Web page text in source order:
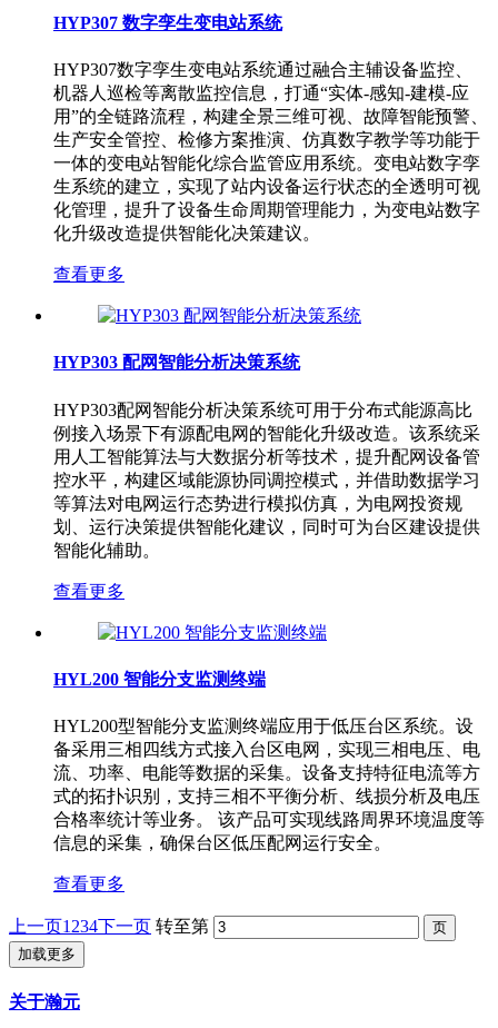
HYP307 数字孪生变电站系统
HYP307数字孪生变电站系统通过融合主辅设备监控、
机器人巡检等离散监控信息，打通“实体-感知-建模-应
用”的全链路流程，构建全景三维可视、故障智能预警、
生产安全管控、检修方案推演、仿真数字教学等功能于
一体的变电站智能化综合监管应用系统。变电站数字孪
生系统的建立，实现了站内设备运行状态的全透明可视
化管理，提升了设备生命周期管理能力，为变电站数字
化升级改造提供智能化决策建议。
查看更多
HYP303 配网智能分析决策系统
HYP303配网智能分析决策系统可用于分布式能源高比
例接入场景下有源配电网的智能化升级改造。该系统采
用人工智能算法与大数据分析等技术，提升配网设备管
控水平，构建区域能源协同调控模式，并借助数据学习
等算法对电网运行态势进行模拟仿真，为电网投资规
划、运行决策提供智能化建议，同时可为台区建设提供
智能化辅助。
查看更多
HYL200 智能分支监测终端
HYL200型智能分支监测终端应用于低压台区系统。设
备采用三相四线方式接入台区电网，实现三相电压、电
流、功率、电能等数据的采集。设备支持特征电流等方
式的拓扑识别，支持三相不平衡分析、线损分析及电压
合格率统计等业务。 该产品可实现线路周界环境温度等
信息的采集，确保台区低压配网运行安全。
查看更多
上一页1 234下一页 转至第
加载更多
关于瀚元